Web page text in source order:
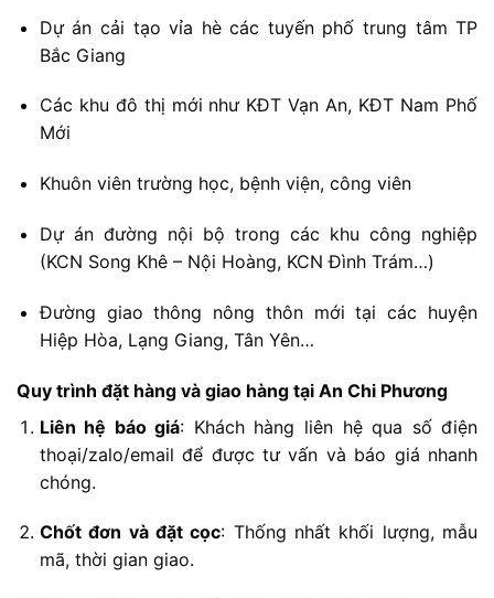
Dựán cải tạovỉa hècác tuyến phố trung tâmTP
Bắc Giang
Các khu đô thị mới như KĐTVạnAn, KĐT Nam Phố
Mới
Khuôn viên trường học, bệnh viện, công viên
Dự án đường nội bộ trong các khucông nghiệp
(KCN Song Khê – Nội Hoàng, KCNĐình Trám…)
Đường giaothông nông thôn mớitạicác huyện
Hiệp Hòa, Lạng Giang, Tân Yên…
Quy trình đặt hàng và giao hàng tại An Chi Phương
Liên hệ báogiá: Khách hàng liên hệqua sốđiện
thoại/zalo/emailđể đượctưvấn và báo giá nhanh
chóng.
Chốtđơn và đặtcọc: Thống nhất khối lượng, mẫu
mã, thời gian giao.